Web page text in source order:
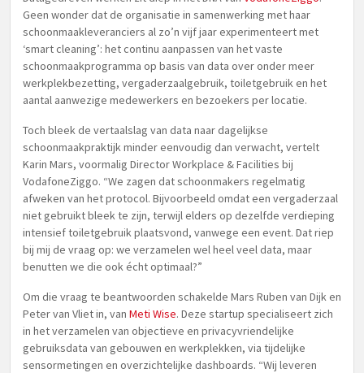
Geen wonder dat de organisatie in samenwerking met haar
schoonmaakleveranciers al zo’n vijf jaar experimenteert met
‘smart cleaning’: het continu aanpassen van het vaste
schoonmaakprogramma op basis van data over onder meer
werkplekbezetting, vergaderzaalgebruik, toiletgebruik en het
aantal aanwezige medewerkers en bezoekers per locatie.
Toch bleek de vertaalslag van data naar dagelijkse
schoonmaakpraktijk minder eenvoudig dan verwacht, vertelt
Karin Mars, voormalig Director Workplace & Facilities bij
VodafoneZiggo. “We zagen dat schoonmakers regelmatig
afweken van het protocol. Bijvoorbeeld omdat een vergaderzaal
niet gebruikt bleek te zijn, terwijl elders op dezelfde verdieping
intensief toiletgebruik plaatsvond, vanwege een event. Dat riep
bij mij de vraag op: we verzamelen wel heel veel data, maar
benutten we die ook écht optimaal?”
Om die vraag te beantwoorden schakelde Mars Ruben van Dijk en
Peter van Vliet in, van Meti Wise. Deze startup specialiseert zich
in het verzamelen van objectieve en privacyvriendelijke
gebruiksdata van gebouwen en werkplekken, via tijdelijke
sensormetingen en overzichtelijke dashboards. “Wij leveren